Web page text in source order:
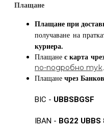
Плащане
Плащане при
получаване на
куриера.
Плащанес карта
по-подробно тук.
Плащане чрез
BIC - UBBSBGSF
IBAN - BG22